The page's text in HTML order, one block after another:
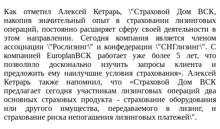
Как отметил Алексей Кетрарь, \"Страховой Дом ВСК,
накопив значительный опыт в страховании лизинговых
операций, постоянно расширяет сферу своей деятельности в
этом направлении. Сегодня компания является членом
ассоциации \"Рослизинг\" и конфедерации \"СНГлизинг\". С
компаниейEuroplanВСК работает уже более 5 лет, что
позволило досконально изучить запросы клиента и
предложить ему наилучшие условия страхования». Алексей
Кетрарь также напомнил, что «Страховой Дом ВСК
предлагает сегодня участникам лизинговых операций два
основных страховых продукта - страхование оборудования
или другого имущества, передаваемого в лизинг, и
страхование риска непогашения лизинговых платежей\".